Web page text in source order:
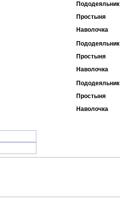
Пододеяльник
Простыня
Наволочка
Пододеяльник
Простыня
Наволочка
Пододеяльник
Простыня
Наволочка